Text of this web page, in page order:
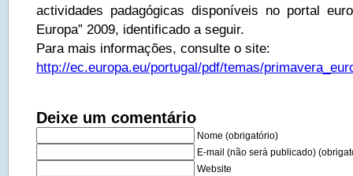
actividades padagógicas disponíveis no portal
Europa” 2009, identificado a seguir.
Para mais informações, consulte o site:
http://ec.europa.eu/portugal/pdf/temas/
Deixe um comentário
Nome (obrigatório)
E-mail (não será publicado)
Website